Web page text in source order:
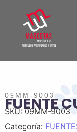
09MM-9003
FUENTE
SKU:09MM-9003
Categoría: